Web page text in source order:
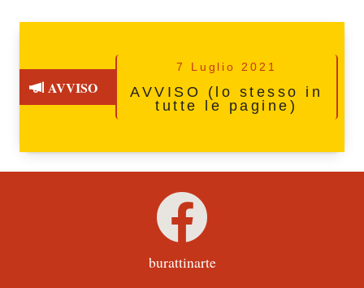
AVVISO
7 Luglio 2021
AVVISO (lo stesso in
tutte le pagine)
burattinarte